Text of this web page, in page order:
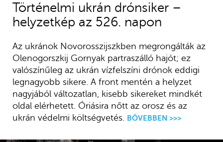
Történelmi ukrán drónsiker –
helyzetkép az 526. napon
Az ukránok Novorosszijszkben megrongálták az
Olenogorszkij Gornyak partraszálló hajót; ez
valószínűleg az ukrán vízfelszíni drónok eddigi
legnagyobb sikere. A front mentén a helyzet
nagyjából változatlan, kisebb sikereket mindkét
oldal elérhetett. Óriásira nőtt az orosz és az
ukrán védelmi költségvetés. BŐVEBBEN >>>